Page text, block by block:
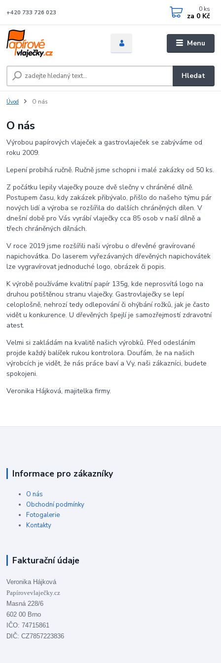
Menu
Hledat
+420 733 726 023 0 ks
za 0 Kč
Úvod O nás
O nás
Výrobou papírových vlaječek a gastrovlaječek se zabýváme od
roku 2009.
Lepení probíhá ručně. Ručně jsme schopni i malé zakázky od 50 ks.
Z počátku lepily vlaječky pouze dvě slečny v chráněné dílně.
Postupem času, kdy zakázek přibývalo, přišlo do našeho týmu pár
nových lidí a výroba se rozšířila do dalších chráněných dílen. V
dnešní době pro Vás vyrábí vlaječky cca 85 osob v naší dílně a
třech chráněných dílnách.
V roce 2019 jsme rozšířili naši výrobu o dřevěné gravírované
napichovátka. Do laserem vyřezávaných dřevěných napichovátek
lze vygravírovat jednoduché logo, obrázek či popis.
K výrobě používáme kvalitní papír 135g, kde neprosvítá logo na
druhou potištěnou stranu vlaječky. Gastrovlaječky se lepí
celoplošně, nehrozí tedy odlepování či ohýbání rožků, jak je často
vidět u konkurence. U dřevěných špejlí je samozřejmostí zdravotní
atest.
Velmi si zakládám na kvalitě našich výrobků. Před odesláním
projde každý balíček rukou kontrolora. Doufám, že na našich
výrobcích je vidět, že nás práce baví a Vy, naši zákazníci, budete
spokojeni.
Veronika Hájková, majitelka firmy.
Informace pro zákazníky
O nás
Obchodní podmínky
Fotogalerie
Kontakty
Fakturační údaje
Veronika Hájková
Papírovevlaječky.cz
Masná 228/6
602 00 Brno
IČO: 74715861
DIČ: CZ7857223836